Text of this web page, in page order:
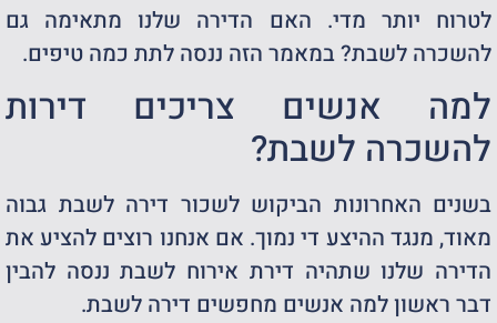
לטרוח יותר מדי. האם הדירה שלנו מתאימה גם
להשכרה לשבת? במאמר הזה ננסה לתת כמה טיפים.
למה אנשים צריכים דירות
להשכרה לשבת?
בשנים האחרונות הביקוש לשכור דירה לשבת גבוה
מאוד, מנגד ההיצע די נמוך. אם אנחנו רוצים להציע את
הדירה שלנו שתהיה דירת אירוח לשבת ננסה להבין
דבר ראשון למה אנשים מחפשים דירה לשבת.